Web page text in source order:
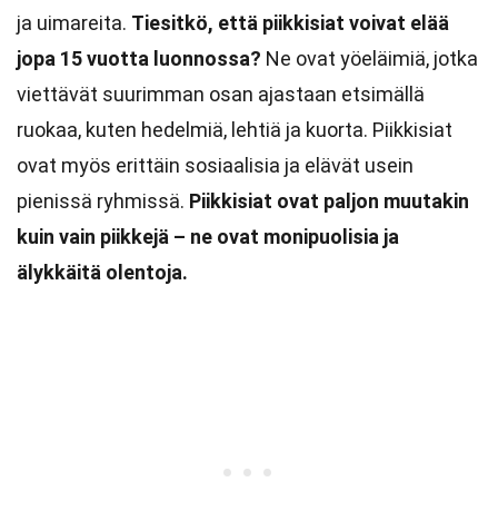
ja uimareita. Tiesitkö, että piikkisiat voivat elää
jopa 15 vuotta luonnossa? Ne ovat yöeläimiä, jotka
viettävät suurimman osan ajastaan etsimällä
ruokaa, kuten hedelmiä, lehtiä ja kuorta. Piikkisiat
ovat myös erittäin sosiaalisia ja elävät usein
pienissä ryhmissä. Piikkisiat ovat paljon muutakin
kuin vain piikkejä – ne ovat monipuolisia ja
älykkäitä olentoja.